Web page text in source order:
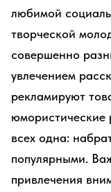
любимой
творческой
совершенно
увлечением
рекламируют
юмористические
всех одна:
популярными.
привлечения